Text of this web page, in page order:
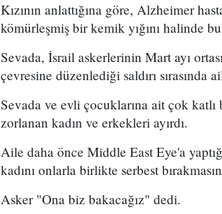
Kızının anlattığına göre, Alzheimer
kömürleşmiş bir kemik yığını halinde
Sevada, İsrail askerlerinin Mart ayı
çevresine düzenlediği saldırı sırasında
Sevada ve evli çocuklarına ait çok
zorlanan kadın ve erkekleri ayırdı.
Aile daha önce Middle East Eye'a
kadını onlarla birlikte serbest
Asker "Ona biz bakacağız" dedi.